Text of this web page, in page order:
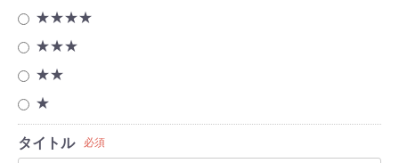
★★★★
★★★
★★
★
タイトル 必須